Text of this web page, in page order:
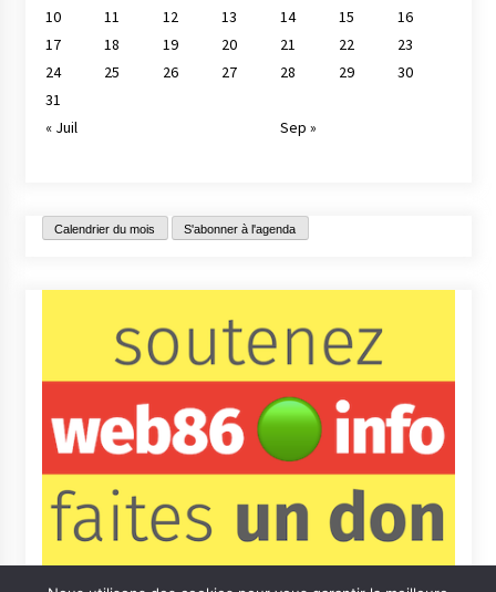
10
11 12 13 14 15
16
17
18 19 20 21 22
23
24
25 26 27 28 29
30
31
« Juil
Sep »
Calendrier du mois S'abonner à l'agenda